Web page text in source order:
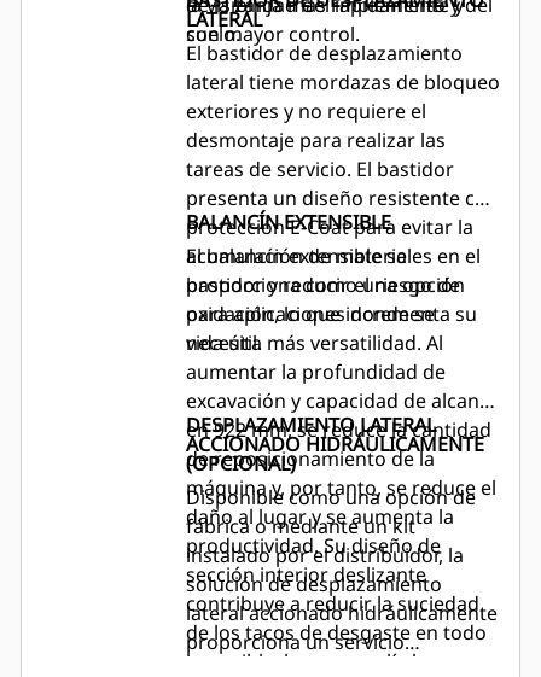
la visibilidad del implemento y del
suelo.
de la zanja más rápidamente y
con mayor control.
LATERAL
El bastidor de desplazamiento
lateral tiene mordazas de bloqueo
exteriores y no requiere el
desmontaje para realizar las
tareas de servicio. El bastidor
presenta un diseño resistente con
protección E-Coat para evitar la
acumulación de materiales en el
bastidor y reducir el riesgo de
oxidación, lo que incrementa su
vida útil.
BALANCÍN EXTENSIBLE
El balancín extensible se
proporciona como una opción
para aplicaciones donde se
necesita más versatilidad. Al
aumentar la profundidad de
excavación y capacidad de alcance
en 922 mm, se reduce la cantidad
de reposicionamiento de la
máquina y, por tanto, se reduce el
daño al lugar y se aumenta la
productividad. Su diseño de
sección interior deslizante
contribuye a reducir la suciedad
de los tacos de desgaste en todo
lo posible, lo que amplía los
DESPLAZAMIENTO LATERAL
ACCIONADO HIDRÁULICAMENTE
(OPCIONAL)
Disponible como una opción de
fábrica o mediante un kit
instalado por el distribuidor, la
solución de desplazamiento
lateral accionado hidráulicamente
proporciona un servicio